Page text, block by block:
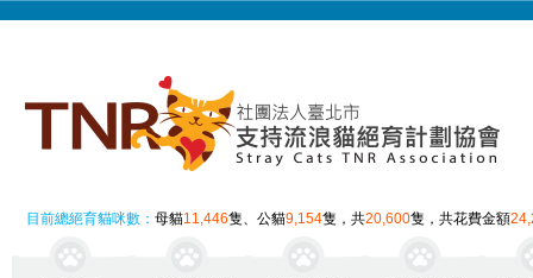
目前總絕育貓咪數：母貓11,446隻、公貓9,154隻，共20,600隻，共花費金額